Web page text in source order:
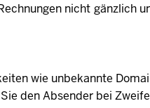
nicht gänzlich
wie unbekannte
den Absender bei